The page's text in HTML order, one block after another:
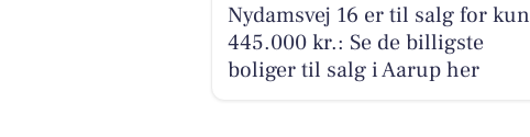
Nydamsvej 16 er til salg for kun
445.000 kr.: Se de billigste
boliger til salg i Aarup her